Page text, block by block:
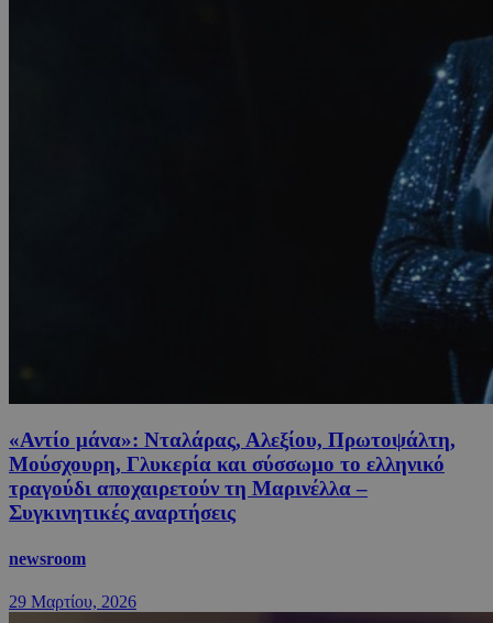
«Αντίο μάνα»: Νταλάρας, Αλεξίου, Πρωτοψάλτη,
Μούσχουρη, Γλυκερία και σύσσωμο το ελληνικό
τραγούδι αποχαιρετούν τη Μαρινέλλα –
Συγκινητικές αναρτήσεις
newsroom
29 Μαρτίου, 2026